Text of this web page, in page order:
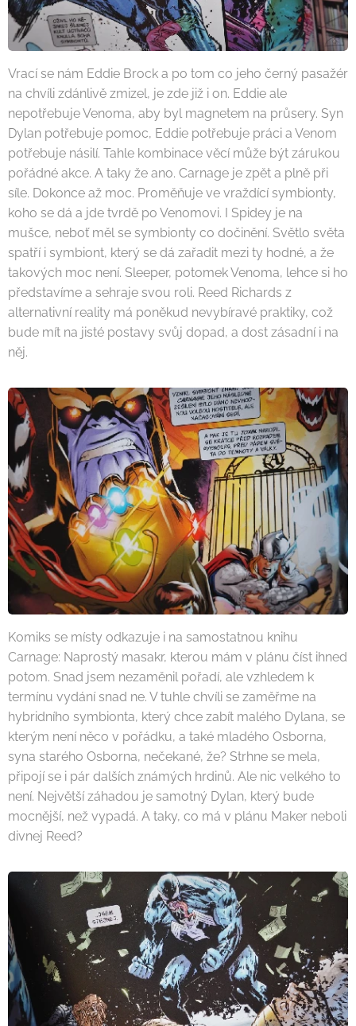
Vrací se nám Eddie Brock a po tom co jeho černý pasažér
na chvíli zdánlivě zmizel, je zde již i on. Eddie ale
nepotřebuje Venoma, aby byl magnetem na průsery. Syn
Dylan potřebuje pomoc, Eddie potřebuje práci a Venom
potřebuje násilí. Tahle kombinace věcí může být zárukou
pořádné akce. A taky že ano. Carnage je zpět a plně při
síle. Dokonce až moc. Proměňuje ve vraždící symbionty,
koho se dá a jde tvrdě po Venomovi. I Spidey je na
mušce, neboť měl se symbionty co dočinění. Světlo světa
spatří i symbiont, který se dá zařadit mezi ty hodné, a že
takových moc není. Sleeper, potomek Venoma, lehce si ho
představíme a sehraje svou roli. Reed Richards z
alternativní reality má poněkud nevybíravé praktiky, což
bude mít na jisté postavy svůj dopad, a dost zásadní i na
něj.
Komiks se místy odkazuje i na samostatnou knihu
Carnage: Naprostý masakr, kterou mám v plánu číst ihned
potom. Snad jsem nezaměnil pořadí, ale vzhledem k
termínu vydání snad ne. V tuhle chvíli se zaměřme na
hybridního symbionta, který chce zabít malého Dylana, se
kterým není něco v pořádku, a také mladého Osborna,
syna starého Osborna, nečekané, že? Strhne se mela,
připojí se i pár dalších známých hrdinů. Ale nic velkého to
není. Největší záhadou je samotný Dylan, který bude
mocnější, než vypadá. A taky, co má v plánu Maker neboli
divnej Reed?